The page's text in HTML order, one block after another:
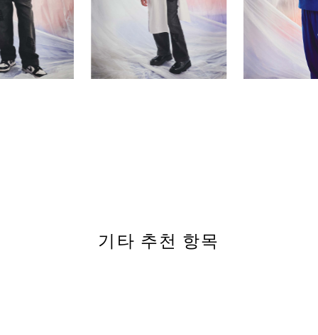
기타 추천 항목